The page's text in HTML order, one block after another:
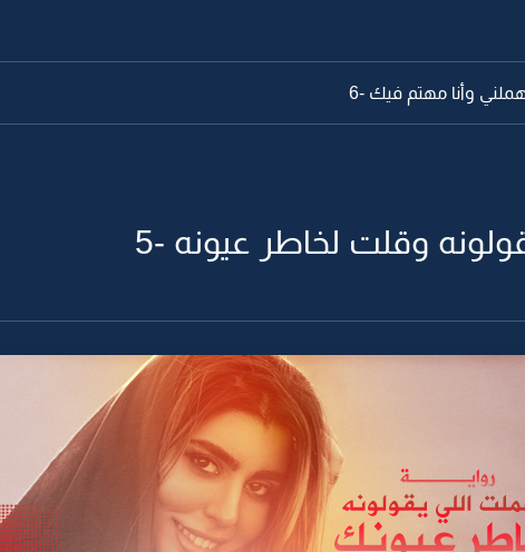
وأنا مهتم فيك -6
وقلت لخاطر عيونه -5